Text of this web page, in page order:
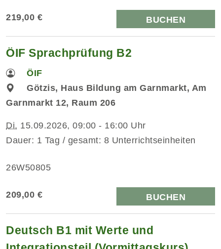
219,00 € BUCHEN
ÖIF Sprachprüfung B2
ÖIF
Götzis, Haus Bildung am Garnmarkt, Am
Garnmarkt 12, Raum 206
Di. 15.09.2026, 09:00 - 16:00 Uhr
Dauer: 1 Tag / gesamt: 8 Unterrichtseinheiten
26W50805
209,00 € BUCHEN
Deutsch B1 mit Werte und